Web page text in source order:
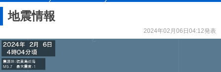
地震情報
2024年02月06日04:12発表